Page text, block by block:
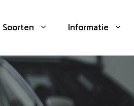
Soorten Informatie